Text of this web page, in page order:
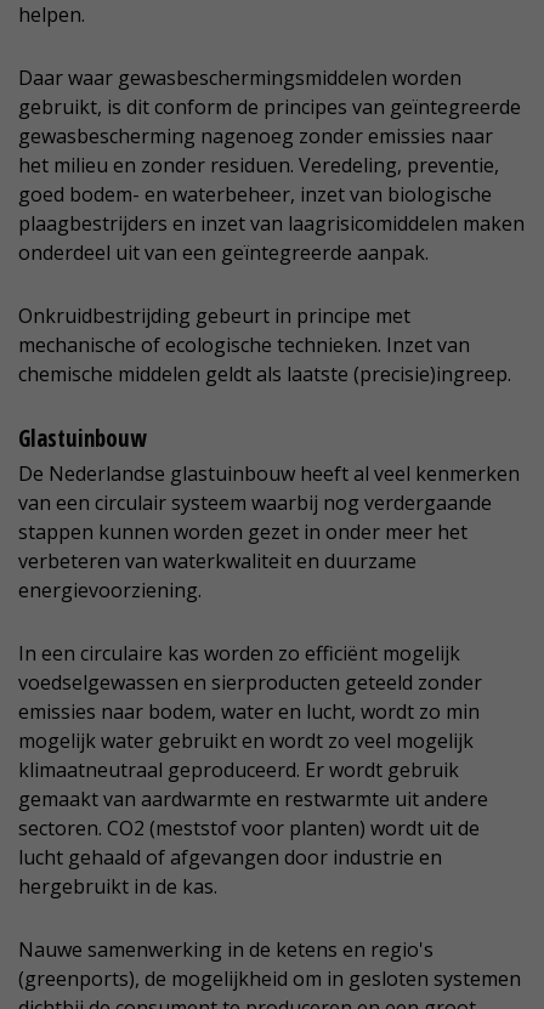
helpen.
Daar waar gewasbeschermingsmiddelen worden
gebruikt, is dit conform de principes van geïntegreerde
gewasbescherming nagenoeg zonder emissies naar
het milieu en zonder residuen. Veredeling, preventie,
goed bodem- en waterbeheer, inzet van biologische
plaagbestrijders en inzet van laagrisicomiddelen maken
onderdeel uit van een geïntegreerde aanpak.
Onkruidbestrijding gebeurt in principe met
mechanische of ecologische technieken. Inzet van
chemische middelen geldt als laatste (precisie)ingreep.
Glastuinbouw
De Nederlandse glastuinbouw heeft al veel kenmerken
van een circulair systeem waarbij nog verdergaande
stappen kunnen worden gezet in onder meer het
verbeteren van waterkwaliteit en duurzame
energievoorziening.
In een circulaire kas worden zo efficiënt mogelijk
voedselgewassen en sierproducten geteeld zonder
emissies naar bodem, water en lucht, wordt zo min
mogelijk water gebruikt en wordt zo veel mogelijk
klimaatneutraal geproduceerd. Er wordt gebruik
gemaakt van aardwarmte en restwarmte uit andere
sectoren. CO2 (meststof voor planten) wordt uit de
lucht gehaald of afgevangen door industrie en
hergebruikt in de kas.
Nauwe samenwerking in de ketens en regio's
(greenports), de mogelijkheid om in gesloten systemen